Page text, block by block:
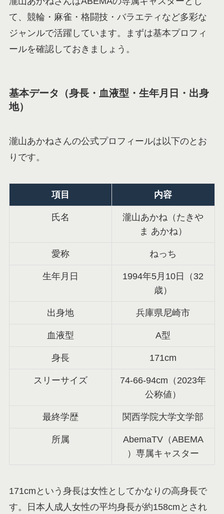
て、競輪・麻雀・格闘技・バラエティなど多彩な
ジャンルで活躍しています。まずは基本プロフィ
ールを確認しておきましょう。
基本データ（身長・血液型・生年月日・出身
地）
瀧山あかねさんの公式プロフィールは以下のとお
りです。
項目 内容
氏名
瀧山あかね（たきや
ま あかね）
愛称 ねっち
生年月日
1994年5月10日（32
歳）
出身地 兵庫県尼崎市
血液型 A型
身長 171cm
スリーサイズ
74-66-94cm（2023年
公称値）
最終学歴 関西学院大学文学部
所属
AbemaTV（ABEMA
）専属キャスター
171cmという身長は女性としてかなりの高身長で
す。日本人成人女性の平均身長が約158cmとされ